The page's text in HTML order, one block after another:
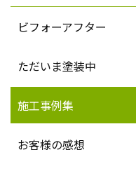
ビフォーアフター
ただいま塗装中
施工事例集
お客様の感想